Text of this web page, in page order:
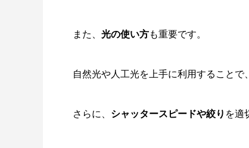
また、 光の使い方も重要です。
自然光や人工光を上手に利用することで
さらに、 シャッタースピードや絞り を適